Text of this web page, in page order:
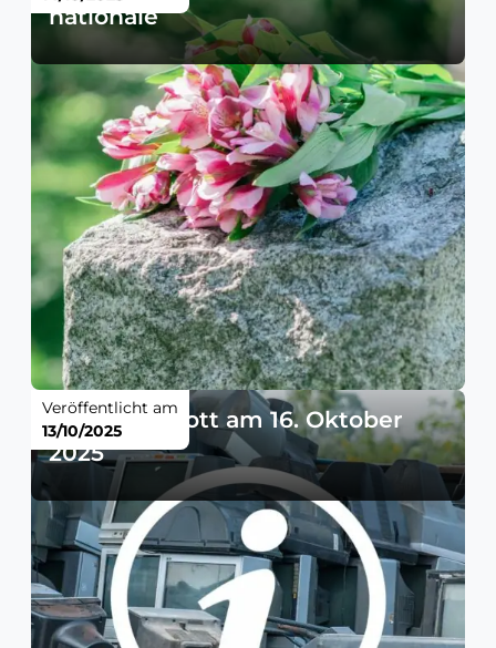
nationale
Elektroschrott am 16. Oktober
2025
Veröffentlicht am
13/10/2025